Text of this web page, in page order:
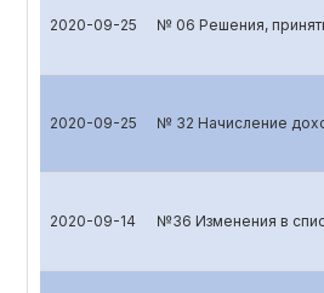
2020-09-25 № 06 Решения,
2020-09-25 № 32 Начисление
2020-09-14 №36 Изменения в